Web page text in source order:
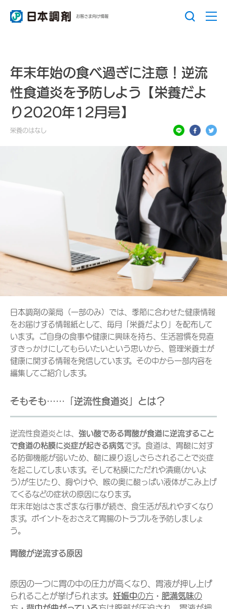
お客さま向け情報
年末年始の食べ過ぎに注意！逆流
性食道炎を予防しよう【栄養だよ
り2020年12月号】
栄養のはなし
日本調剤の薬局（一部のみ）では、季節に合わせた健康情報
をお届けする情報紙として、毎月「栄養だより」を配布して
います。ご自身の食事や健康に興味を持ち、生活習慣を見直
すきっかけにしてもらいたいという思いから、管理栄養士が
健康に関する情報を発信しています。その中から一部内容を
編集してご紹介します。
そもそも……「逆流性食道炎」とは？
逆流性食道炎とは、 強い酸である胃酸が食道に逆流すること
で食道の粘膜に炎症が起きる病気です。食道は、胃酸に対す
る防御機能が弱いため、酸に繰り返しさらされることで炎症
を起こしてしまいます。そして粘膜にただれや潰瘍(かいよ
う)が生じたり、胸やけや、喉の奥に酸っぱい液体がこみ上げ
てくるなどの症状の原因になります。
年末年始はさまざまな行事が続き、食生活が乱れやすくなり
ます。ポイントをおさえて胃腸のトラブルを予防しましょ
う。
胃酸が逆流する原因
原因の一つに胃の中の圧力が高くなり、胃液が押し上げ
られることが挙げられます。 妊娠中の方 ・ 肥満気味の